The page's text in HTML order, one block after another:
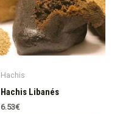
Hachis
Hachis Libanés
6.53€